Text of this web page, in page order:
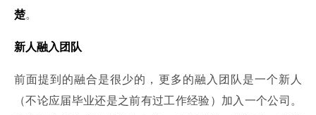
楚。
新人融入团队
前面提到的融合是很少的，更多的融入团队是一个新人
（不论应届毕业还是之前有过工作经验）加入一个公司。